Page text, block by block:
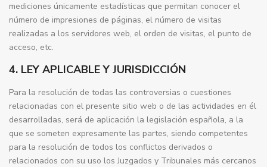
mediciones únicamente estadísticas que permitan conocer el
número de impresiones de páginas, el número de visitas
realizadas a los servidores web, el orden de visitas, el punto de
acceso, etc.
4. LEY APLICABLE Y JURISDICCIÓN
Para la resolución de todas las controversias o cuestiones
relacionadas con el presente sitio web o de las actividades en él
desarrolladas, será de aplicación la legislación española, a la
que se someten expresamente las partes, siendo competentes
para la resolución de todos los conflictos derivados o
relacionados con su uso los Juzgados y Tribunales más cercanos